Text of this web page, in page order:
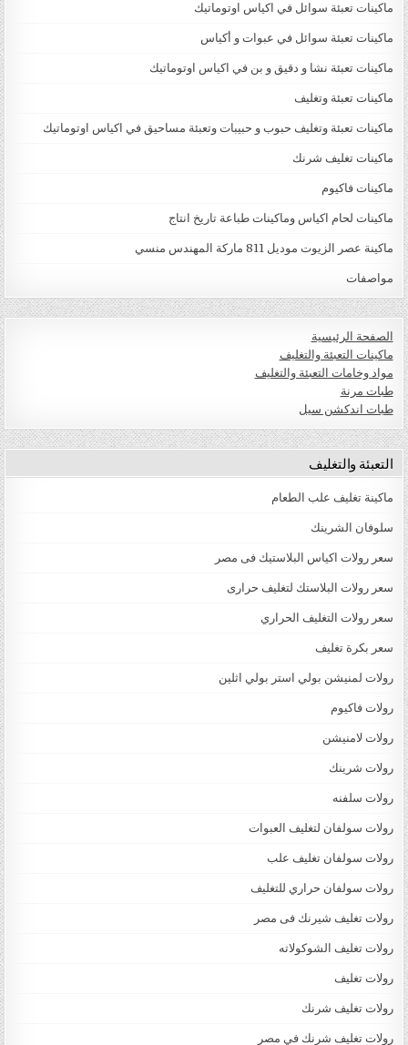
ماكينات تعبئة سوائل في اكياس اوتوماتيك
ماكينات تعبئة سوائل في عبوات و أكياس
ماكينات تعبئة نشا و دقيق و بن في اكياس اوتوماتيك
ماكينات تعبئة وتغليف
ماكينات تعبئة وتغليف حبوب و حبيبات وتعبئة مساحيق في اكياس اوتوماتيك
ماكينات تغليف شرنك
ماكينات فاكيوم
ماكينات لحام اكياس وماكينات طباعة تاريخ انتاج
ماكينة عصر الزيوت موديل 811 ماركة المهندس منسي
مواصفات
الصفحة الرئيسية
ماكينات التعبئة والتغليف
مواد وخامات التعبئة والتغليف
طبات مرنة
طبات اندكشن سيل
التعبئة والتغليف
ماكينة تغليف علب الطعام
سلوفان الشرينك
سعر رولات اكياس البلاستيك فى مصر
سعر رولات البلاستك لتغليف حرارى
سعر رولات التغليف الحراري
سعر بكرة تغليف
رولات لمنيشن بولي استر بولي اثلين
رولات فاكيوم
رولات لامنيشن
رولات شرينك
رولات سلفنه
رولات سولفان لتغليف العبوات
رولات سولفان تغليف علب
رولات سولفان حراري للتغليف
رولات تغليف شيرنك فى مصر
رولات تغليف الشوكولاته
رولات تغليف
رولات تغليف شرنك
رولات تغليف شرنك في مصر